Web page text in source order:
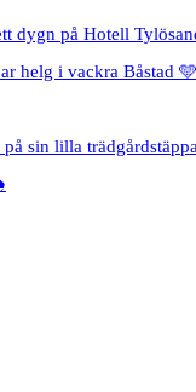
dygn på Hotell
helg i vackra Båstad 🩵
sin lilla